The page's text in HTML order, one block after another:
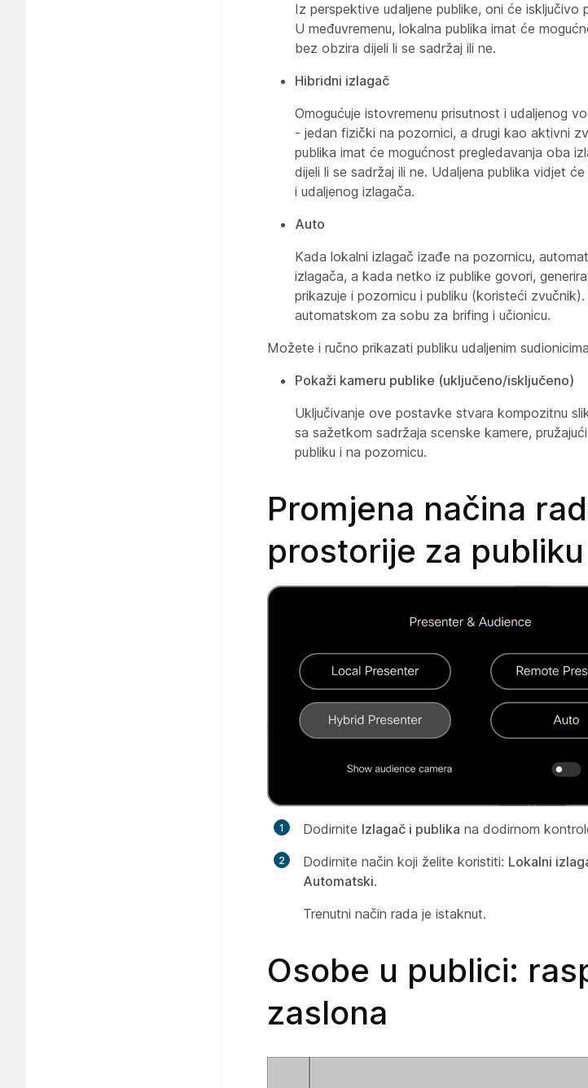
Iz perspektive udaljene publike, oni će isključivo
U međuvremenu, lokalna publika imat će
bez obzira dijeli li se sadržaj ili ne.
Hibridni izlagač
Omogućuje istovremenu prisutnost i udaljenog
- jedan fizički na pozornici, a drugi kao aktivni
publika imat će mogućnost pregledavanja oba
dijeli li se sadržaj ili ne. Udaljena publika vidjet
i udaljenog izlagača.
Auto
Kada lokalni izlagač izađe na pozornicu,
izlagača, a kada netko iz publike govori,
prikazuje i pozornicu i publiku (koristeći
automatskom za sobu za brifing i učionicu.
Možete i ručno prikazati publiku udaljenim
Pokaži kameru publike (uključeno/isključeno)
Uključivanje ove postavke stvara kompozitnu
sa sažetkom sadržaja scenske kamere,
publiku i na pozornicu.
Promjena načina
prostorije za publiku
Dodirnite Izlagač i publika na dodirnom
Dodirnite način koji želite koristiti: Lokalni
Automatski.
Trenutni način rada je istaknut.
Osobe u publici:
zaslona